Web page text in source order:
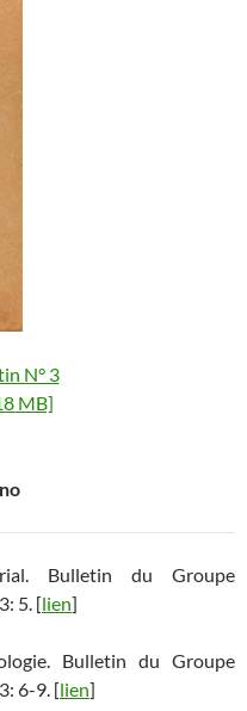
N° 3
MB]
Bulletin du Groupe
5. [lien]
Bulletin du Groupe
6-9. [lien]